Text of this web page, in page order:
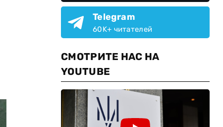
Telegram
60K+ читателей
СМОТРИТЕ НАС НА
YOUTUBE